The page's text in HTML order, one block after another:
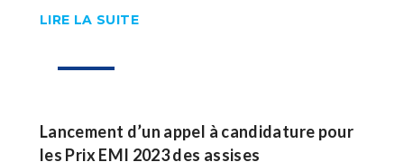
LIRE LA SUITE
04
Lancement d’un appel à candidature pour
les Prix EMI 2023 des assises